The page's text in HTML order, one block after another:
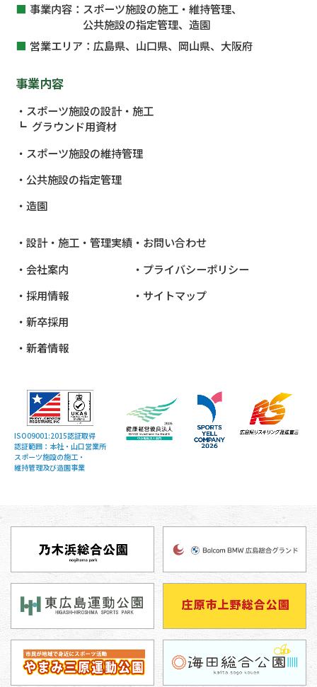
事業内容： スポーツ施設の施工・維持管理、
公共施設の指定管理、 造園
営業エリア： 広島県、山口県、岡山県、大阪府
事業内容
スポーツ施設の設計・施工
グラウンド用資材
スポーツ施設の維持管理
公共施設の指定管理
造園
設計・施工・管理実績
会社案内
採用情報
新卒採用
新着情報
お問い合わせ
プライバシーポリシー
サイトマップ
ISO09001:2015認証取得
認証範囲：本社・山口営業所
スポーツ施設の施工・
維持管理及び造園事業